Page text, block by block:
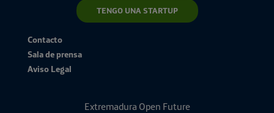
TENGO UNA STARTUP
Contacto
Sala de prensa
Aviso Legal
Extremadura Open Future